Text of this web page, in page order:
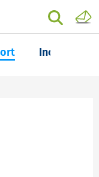
Inchieste